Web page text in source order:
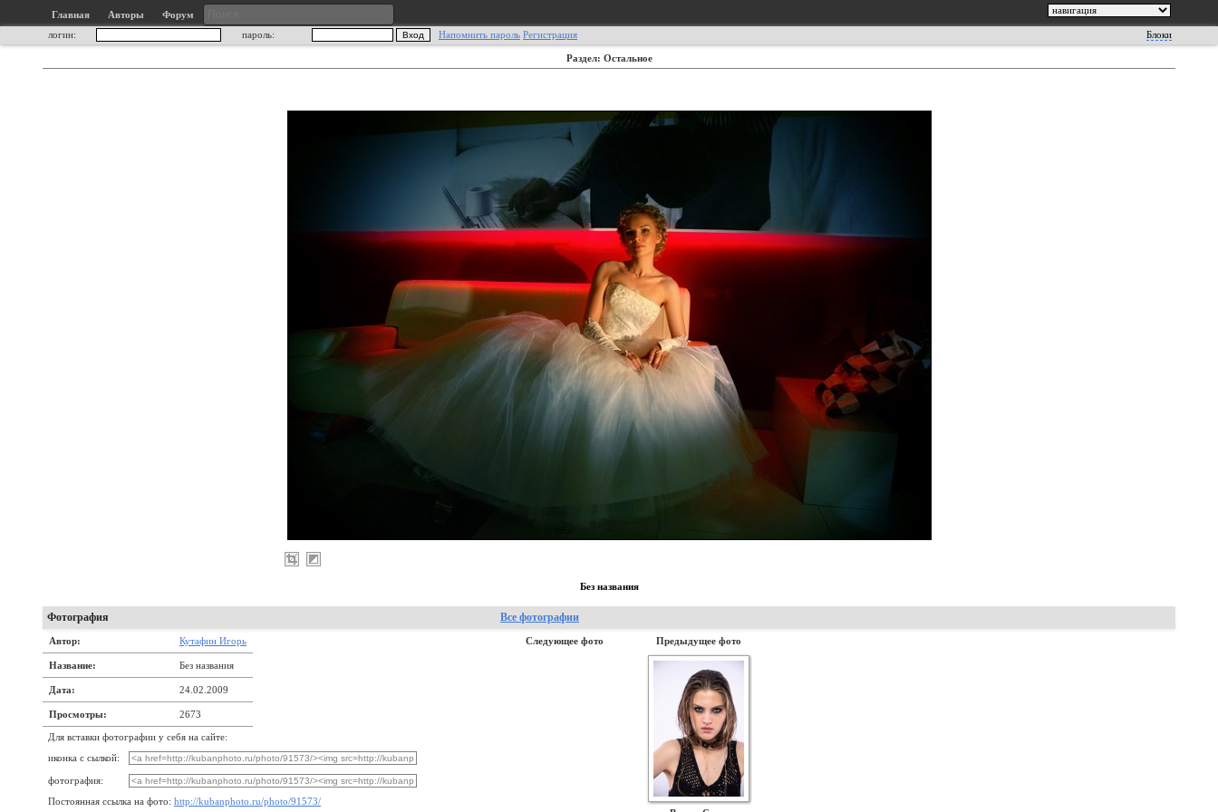
Главная Авторы
Форум
логин:
пароль: Напомнить пароль Регистрация Блоки
Раздел: Остальное
Без названия
Фотография Все фотографии
Автор: Кутафин Игорь
Название: Без названия
Дата: 24.02.2009
Просмотры: 2673
Для вставки фотографии у себя на сайте:
иконка с сылкой:
фотография:
Постоянная ссылка на фото: http://kubanphoto.ru/photo/91573/
Следующее фото Предыдущее фото